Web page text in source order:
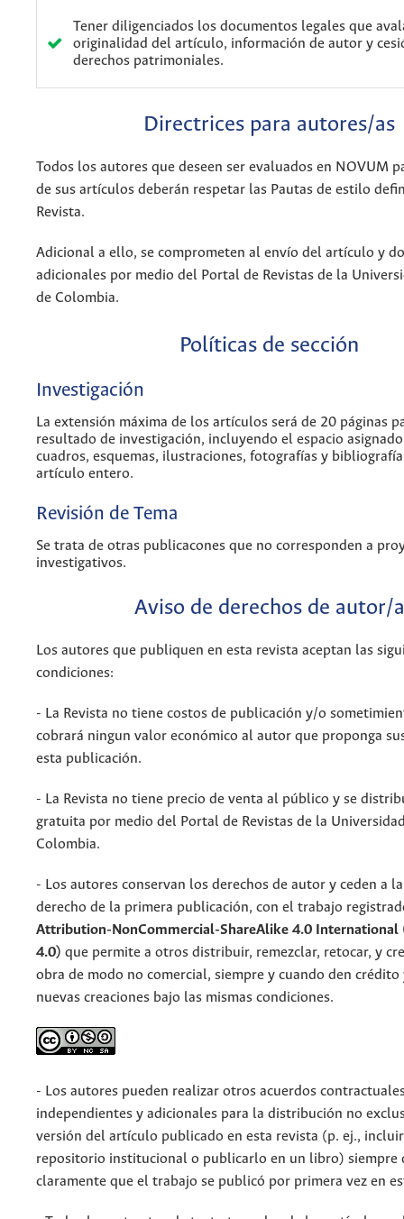
Tener diligenciados los documentos legales que
originalidad del artículo, información de autor y
derechos patrimoniales.
Directrices para autores/as
Todos los autores que deseen ser evaluados en NOVUM
de sus artículos deberán respetar las Pautas de estilo
Revista.
Adicional a ello, se comprometen al envío del artículo y
adicionales por medio del Portal de Revistas de la
de Colombia.
Políticas de sección
Investigación
La extensión máxima de los artículos será de 20 páginas
resultado de investigación, incluyendo el espacio
cuadros, esquemas, ilustraciones, fotografías y
artículo entero.
Revisión de Tema
Se trata de otras publicacones que no corresponden a
investigativos.
Aviso de derechos de autor/a
Los autores que publiquen en esta revista aceptan las
condiciones:
- La Revista no tiene costos de publicación y/o
cobrará ningun valor económico al autor que proponga
esta publicación.
- La Revista no tiene precio de venta al público y se
gratuita por medio del Portal de Revistas de la
Colombia.
- Los autores conservan los derechos de autor y ceden a
derecho de la primera publicación, con el trabajo
Attribution-NonCommercial-ShareAlike 4.0 International
4.0) que permite a otros distribuir, remezclar, retocar, y
obra de modo no comercial, siempre y cuando den crédito
nuevas creaciones bajo las mismas condiciones.
- Los autores pueden realizar otros acuerdos
independientes y adicionales para la distribución no
versión del artículo publicado en esta revista (p. ej.,
repositorio institucional o publicarlo en un libro) siempre
claramente que el trabajo se publicó por primera vez en